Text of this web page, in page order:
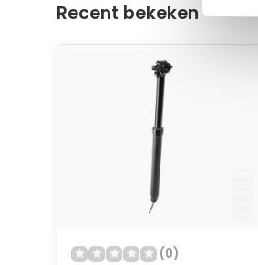
Recent bekeken
(0)